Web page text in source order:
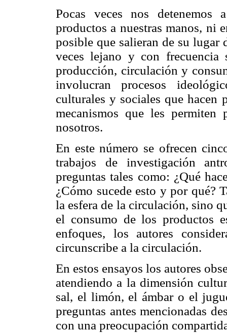
Pocas veces nos detenemos
productos a nuestras manos, ni
posible que salieran de su lugar
veces lejano y con
producción, circulación y
involucran procesos
culturales y sociales que hacen
mecanismos que les
nosotros.
En este número se ofrecen
trabajos de investigación
preguntas tales como: ¿Qué
¿Cómo sucede esto y por qué?
la esfera de la circulación, sino
el consumo de los productos
enfoques, los autores
circunscribe a la circulación.
En estos ensayos los autores
atendiendo a la dimensión
sal, el limón, el ámbar o el
preguntas antes mencionadas
con una preocupación